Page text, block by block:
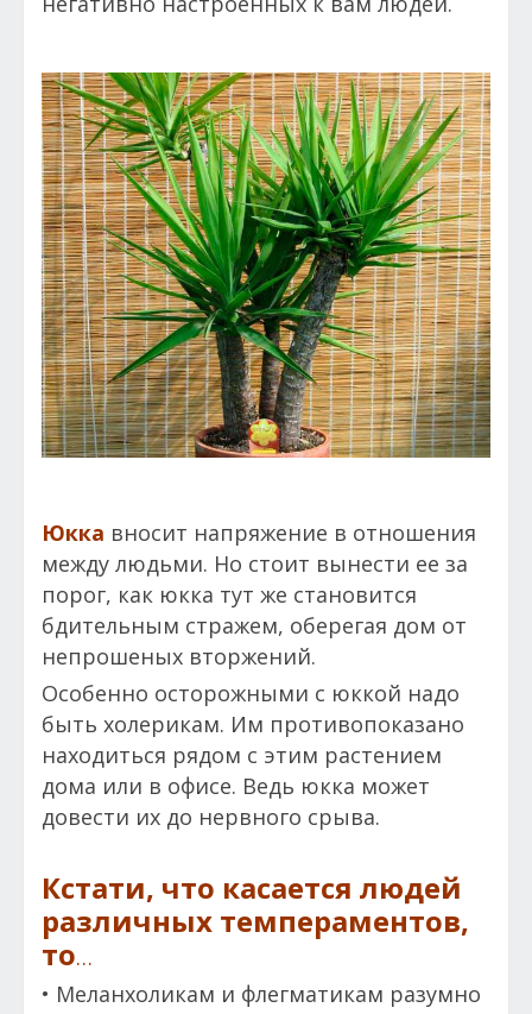
Юкка вносит напряжение в отношения
между людьми. Но стоит вынести ее за
порог, как юкка тут же становится
бдительным стражем, оберегая дом от
непрошеных вторжений.
Особенно осторожными с юккой надо
быть холерикам. Им противопоказано
находиться рядом с этим растением
дома или в офисе. Ведь юкка может
довести их до нервного срыва.
Кстати, что касается людей
различных темпераментов,
то…
• Меланхоликам и флегматикам разумно